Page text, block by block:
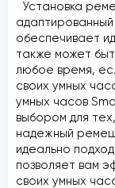
Установка
обеспечивает
также может
любое время,
своих умных
умных часов
выбором для
надежный
идеально
позволяет вам
своих умных